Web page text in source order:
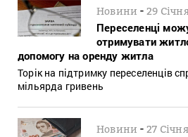
Новини -29
Переселенці
отримувати
допомогу на оренду житла
Торік на підтримку переселенців
мільярда гривень
Новини -27